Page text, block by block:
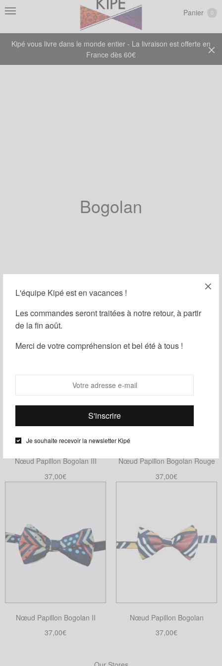
L'équipe Kipé est en vacances !
Les commandes seront traitées à notre retour, à partir
de la fin août.
Merci de votre compréhension et bel été à tous !
Je souhaite recevoir la newsletter Kipé
Kipé vous livre dans le monde entier - La livraison est offerte en
France dès 60€
Panier
Bogolan
Filtrer
Nœud Papillon Bogolan III
37,00€
Nœud Papillon Bogolan Rouge
37,00€
Nœud Papillon Bogolan II
37,00€
Nœud Papillon Bogolan
37,00€